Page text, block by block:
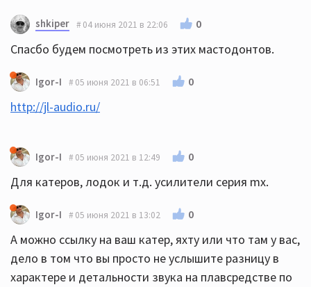
shkiper 04 июня 2021 в 22:06 0
Спасбо будем посмотреть из этих мастодонтов.
Igor-I 05 июня 2021 в 06:51 0
http://jl-audio.ru/
Igor-I 05 июня 2021 в 12:49 0
Для катеров, лодок и т.д. усилители серия mx.
Igor-I 05 июня 2021 в 13:02 0
А можно ссылку на ваш катер, яхту или что там у вас,
дело в том что вы просто не услышите разницу в
характере и детальности звука на плавсредстве по